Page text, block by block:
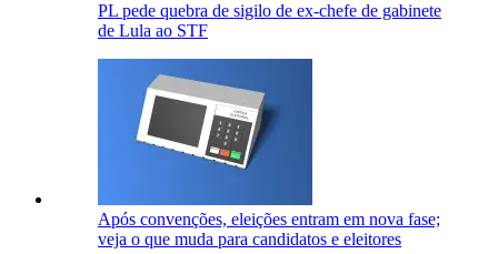
PL pede quebra de sigilo de ex-chefe de gabinete
de Lula ao STF
Após convenções, eleições entram em nova fase;
veja o que muda para candidatos e eleitores